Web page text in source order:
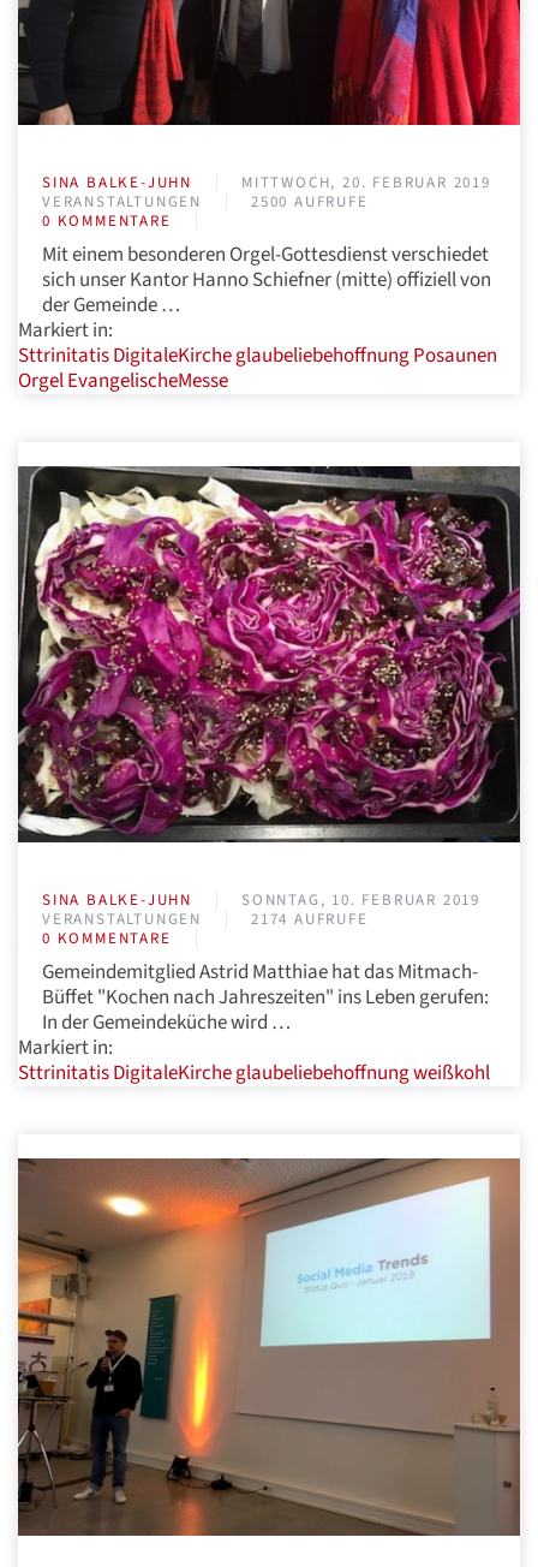
SINA BALKE-JUHN
MITTWOCH, 20. FEBRUAR 2019
VERANSTALTUNGEN
2500 AUFRUFE
0 KOMMENTARE
Mit einem besonderen Orgel-Gottesdienst verschiedet
sich unser Kantor Hanno Schiefner (mitte) offiziell von
der Gemeinde …
Markiert in:
SttrinitatisDigitaleKircheglaubeliebehoffnungPosaunen
OrgelEvangelischeMesse
SINA BALKE-JUHN
SONNTAG, 10. FEBRUAR 2019
VERANSTALTUNGEN
2174 AUFRUFE
0 KOMMENTARE
Gemeindemitglied Astrid Matthiae hat das Mitmach-
Büffet "Kochen nach Jahreszeiten" ins Leben gerufen:
In der Gemeindeküche wird …
Markiert in:
SttrinitatisDigitaleKircheglaubeliebehoffnungweißkohl